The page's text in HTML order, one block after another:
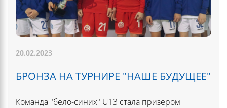
20.02.2023
БРОНЗА НА ТУРНИРЕ "НАШЕ БУДУЩЕЕ"
Команда "бело-синих" U13 стала призером